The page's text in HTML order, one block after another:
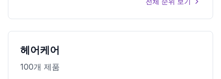
헤어케어
100개 제품